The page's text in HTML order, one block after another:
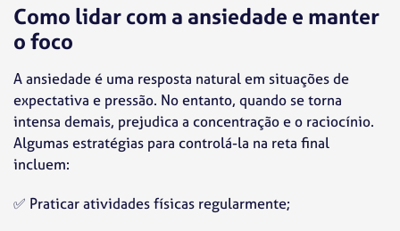
Como lidar com a ansiedade e manter
o foco
A ansiedade é uma resposta natural em situações de
expectativa e pressão. No entanto, quando se torna
intensa demais, prejudica a concentração e o raciocínio.
Algumas estratégias para controlá-la na reta final
incluem:
✅ Praticar atividades físicas regularmente;